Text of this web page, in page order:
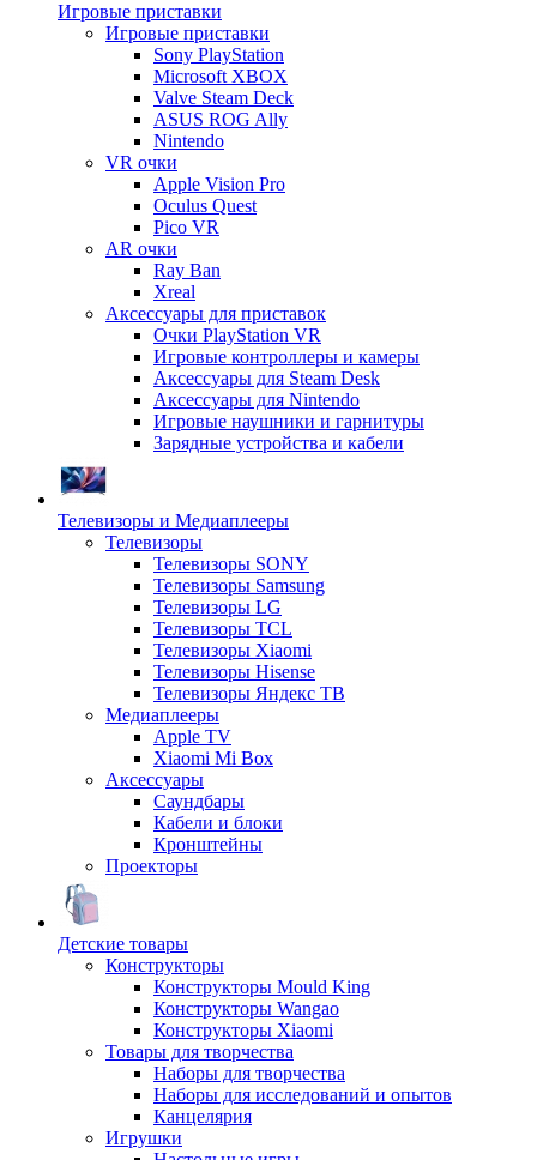
Игровые приставки
Игровые приставки
Sony PlayStation
Microsoft XBOX
Valve Steam Deck
ASUS ROG Ally
Nintendo
VR очки
Apple Vision Pro
Oculus Quest
Pico VR
AR очки
Ray Ban
Xreal
Аксессуары для приставок
Очки PlayStation VR
Игровые контроллеры и камеры
Аксессуары для Steam Desk
Аксессуары для Nintendo
Игровые наушники и гарнитуры
Зарядные устройства и кабели
Телевизоры и Медиаплееры
Телевизоры
Телевизоры SONY
Телевизоры Samsung
Телевизоры LG
Телевизоры TCL
Телевизоры Xiaomi
Телевизоры Hisense
Телевизоры Яндекс ТВ
Медиаплееры
Apple TV
Xiaomi Mi Box
Аксессуары
Саундбары
Кабели и блоки
Кронштейны
Проекторы
Детские товары
Конструкторы
Конструкторы Mould King
Конструкторы Wangao
Конструкторы Xiaomi
Товары для творчества
Наборы для творчества
Наборы для исследований и опытов
Канцелярия
Игрушки